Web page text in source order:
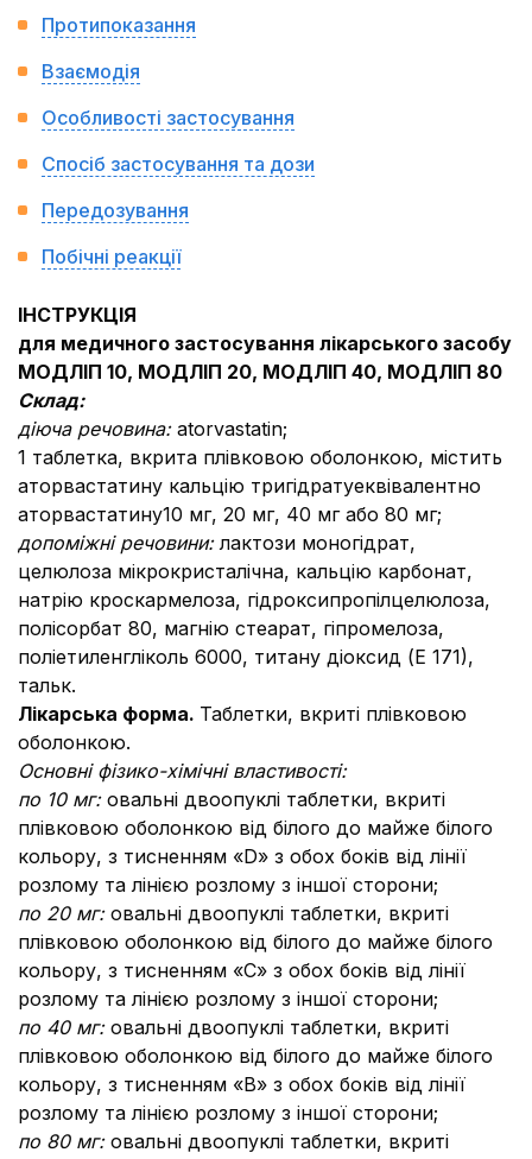
Протипоказання
Взаємодія
Особливості застосування
Спосіб застосування та дози
Передозування
Побічні реакції
ІНСТРУКЦІЯ
для медичного застосування лікарського засобу
МОДЛІП 10, МОДЛІП 20, МОДЛІП 40, МОДЛІП 80
Cклад:
діюча речовина: atorvastatin;
1 таблетка, вкрита плівковою оболонкою, містить
аторвастатину кальцію тригідратуеквівалентно
аторвастатину10 мг, 20 мг, 40 мг або 80 мг;
допоміжні речовини:лактози моногідрат,
целюлоза мікрокристалічна, кальцію карбонат,
натрію кроскармелоза, гідроксипропілцелюлоза,
полісорбат 80, магнію стеарат, гіпромелоза,
поліетиленгліколь 6000, титану діоксид (Е 171),
тальк.
Лікарська форма. Таблетки, вкриті плівковою
оболонкою.
Основні фізико-хімічні властивості:
по 10 мг: овальні двоопуклі таблетки, вкриті
плівковою оболонкою від білого до майже білого
кольору, з тисненням «D» з обох боків від лінії
розлому та лінією розлому з іншої сторони;
по 20 мг: овальні двоопуклі таблетки, вкриті
плівковою оболонкою від білого до майже білого
кольору, з тисненням «С» з обох боків від лінії
розлому та лінією розлому з іншої сторони;
по 40 мг: овальні двоопуклі таблетки, вкриті
плівковою оболонкою від білого до майже білого
кольору, з тисненням «В» з обох боків від лінії
розлому та лінією розлому з іншої сторони;
по 80 мг: овальні двоопуклі таблетки, вкриті